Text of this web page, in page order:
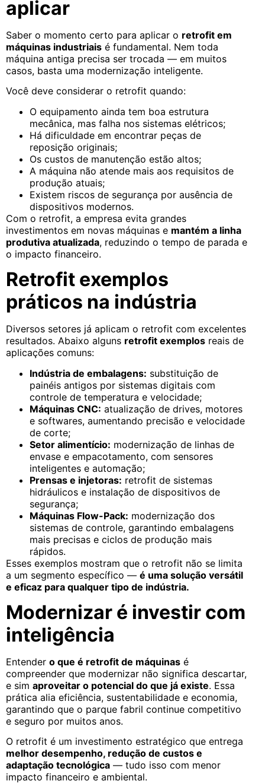
aplicar
Saber o momento certo para aplicar o retrofit em
máquinas industriais é fundamental. Nem toda
máquina antiga precisa ser trocada — em muitos
casos, basta uma modernização inteligente.
Você deve considerar o retrofit quando:
O equipamento ainda tem boa estrutura
mecânica, mas falha nos sistemas elétricos;
Há dificuldade em encontrar peças de
reposição originais;
Os custos de manutenção estão altos;
A máquina não atende mais aos requisitos de
produção atuais;
Existem riscos de segurança por ausência de
dispositivos modernos.
Com o retrofit, a empresa evita grandes
investimentos em novas máquinas e mantém a linha
produtiva atualizada, reduzindo o tempo de parada e
o impacto financeiro.
Retrofit exemplos
práticos na indústria
Diversos setores já aplicam o retrofit com excelentes
resultados. Abaixo alguns retrofit exemplos reais de
aplicações comuns:
Indústria de embalagens: substituição de
painéis antigos por sistemas digitais com
controle de temperatura e velocidade;
Máquinas CNC: atualização de drives, motores
e softwares, aumentando precisão e velocidade
de corte;
Setor alimentício: modernização de linhas de
envase e empacotamento, com sensores
inteligentes e automação;
Prensas e injetoras: retrofit de sistemas
hidráulicos e instalação de dispositivos de
segurança;
Máquinas Flow-Pack: modernização dos
sistemas de controle, garantindo embalagens
mais precisas e ciclos de produção mais
rápidos.
Esses exemplos mostram que o retrofit não se limita
a um segmento específico — é uma solução versátil
e eficaz para qualquer tipo de indústria.
Modernizar é investir com
inteligência
Entender o que é retrofit de máquinas é
compreender que modernizar não significa descartar,
e sim aproveitar o potencial do que já existe. Essa
prática alia eficiência, sustentabilidade e economia,
garantindo que o parque fabril continue competitivo
e seguro por muitos anos.
O retrofit é um investimento estratégico que entrega
melhor desempenho, redução de custos e
adaptação tecnológica — tudo isso com menor
impacto financeiro e ambiental.